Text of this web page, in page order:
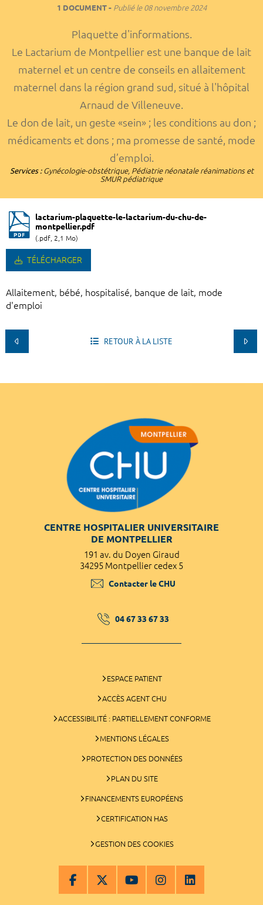
1 DOCUMENT Publié le08 novembre 2024
Plaquette d'informations.
Le Lactarium de Montpellier est une banque de lait
maternel et un centre de conseils en allaitement
maternel dans la région grand sud, situé à l'hôpital
Arnaud de Villeneuve.
Le don de lait, un geste «sein» ; les conditions au don ;
médicaments et dons ; ma promesse de santé, mode
d’emploi.
Services : Gynécologie-obstétrique, Pédiatrie néonatale réanimations et
SMUR pédiatrique
lactarium-plaquette-le-lactarium-du-chu-de-
montpellier.pdf
(.pdf, 2,1 Mo)
TÉLÉCHARGER
Allaitement, bébé, hospitalisé, banque de lait, mode
d'emploi
RETOUR À LA LISTE
CENTRE HOSPITALIER UNIVERSITAIRE
DE MONTPELLIER
191 av. du Doyen Giraud
34295 Montpellier cedex 5
Contacter le CHU
04 67 33 67 33
ESPACE PATIENT
ACCÈS AGENT CHU
ACCESSIBILITÉ : PARTIELLEMENT CONFORME
MENTIONS LÉGALES
PROTECTION DES DONNÉES
PLAN DU SITE
FINANCEMENTS EUROPÉENS
CERTIFICATION HAS
GESTION DES COOKIES